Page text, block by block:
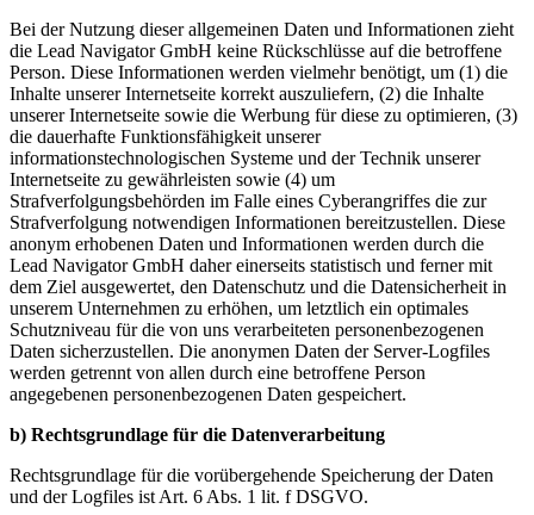
Bei der Nutzung dieser allgemeinen Daten und Informationen zieht
die Lead Navigator GmbH keine Rückschlüsse auf die betroffene
Person. Diese Informationen werden vielmehr benötigt, um (1) die
Inhalte unserer Internetseite korrekt auszuliefern, (2) die Inhalte
unserer Internetseite sowie die Werbung für diese zu optimieren, (3)
die dauerhafte Funktionsfähigkeit unserer
informationstechnologischen Systeme und der Technik unserer
Internetseite zu gewährleisten sowie (4) um
Strafverfolgungsbehörden im Falle eines Cyberangriffes die zur
Strafverfolgung notwendigen Informationen bereitzustellen. Diese
anonym erhobenen Daten und Informationen werden durch die
Lead Navigator GmbH daher einerseits statistisch und ferner mit
dem Ziel ausgewertet, den Datenschutz und die Datensicherheit in
unserem Unternehmen zu erhöhen, um letztlich ein optimales
Schutzniveau für die von uns verarbeiteten personenbezogenen
Daten sicherzustellen. Die anonymen Daten der Server-Logfiles
werden getrennt von allen durch eine betroffene Person
angegebenen personenbezogenen Daten gespeichert.
b) Rechtsgrundlage für die Datenverarbeitung
Rechtsgrundlage für die vorübergehende Speicherung der Daten
und der Logfiles ist Art. 6 Abs. 1 lit. f DSGVO.